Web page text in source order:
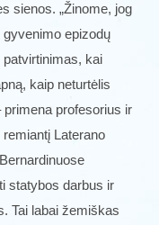
sienos. „Žinome, jog
epizodų
kai
kaip neturtėlis
profesorius ir
Laterano
statybos darbus ir
Tai labai žemiškas